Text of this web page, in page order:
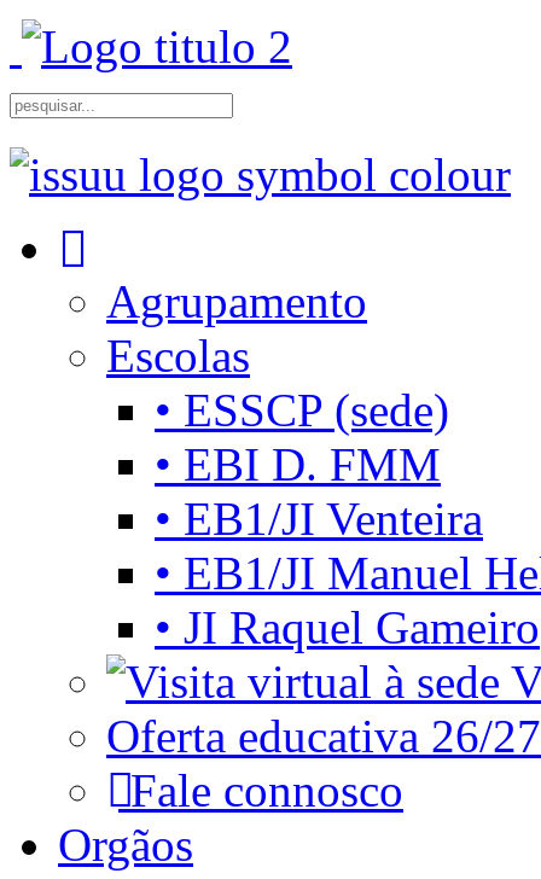
Agrupamento
Escolas
• ESSCP (sede)
• EBI D. FMM
• EB1/JI Venteira
• EB1/JI Manuel
• JI Raquel Gameiro
Oferta educativa 26/27
Fale connosco
Orgãos